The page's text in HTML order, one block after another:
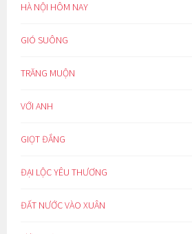
HÀ NỘI HÔM NAY
GIÓ SUÔNG
TRĂNG MUỘN
VỚI ANH
GIỌT ĐẮNG
ĐẠI LỘC YÊU THƯƠNG
ĐẤT NƯỚC VÀO XUÂN